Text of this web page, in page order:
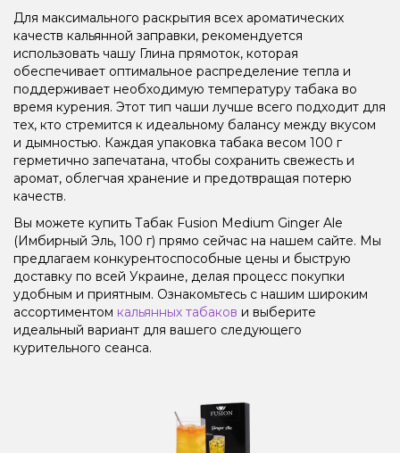
Для максимального раскрытия всех ароматических
качеств кальянной заправки, рекомендуется
использовать чашу Глина прямоток, которая
обеспечивает оптимальное распределение тепла и
поддерживает необходимую температуру табака во
время курения. Этот тип чаши лучше всего подходит для
тех, кто стремится к идеальному балансу между вкусом
и дымностью. Каждая упаковка табака весом 100 г
герметично запечатана, чтобы сохранить свежесть и
аромат, облегчая хранение и предотвращая потерю
качеств.
Вы можете купить Табак Fusion Medium Ginger Ale
(Имбирный Эль, 100 г) прямо сейчас на нашем сайте. Мы
предлагаем конкурентоспособные цены и быструю
доставку по всей Украине, делая процесс покупки
удобным и приятным. Ознакомьтесь с нашим широким
ассортиментом кальянных табаков и выберите
идеальный вариант для вашего следующего
курительного сеанса.